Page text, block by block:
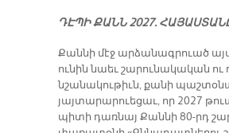
ԴԷՊԻ ՔԱՆՆ 2027.
Քաննի մէջ արձանագրուած այս
ունին նաեւ շարունակական
նշանակութիւն, քանի
յայտարարուեցաւ, որ 2027
պիտի դառնայ Քաննի 80-րդ